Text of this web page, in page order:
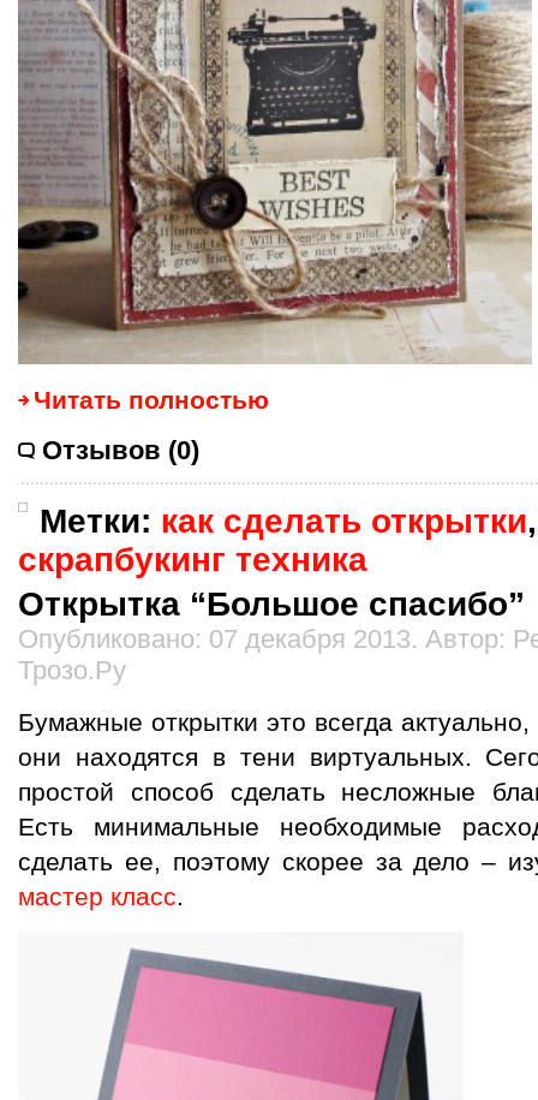
Читать полностью
Отзывов (0)
Метки: как сделать открытки
скрапбукинг техника
Открытка “Большое спасибо”
Опубликовано: 07 декабря 2013. Автор:
Трозо.Ру
Бумажные открытки это всегда
они находятся в тени виртуальных.
простой способ сделать несложные
Есть минимальные необходимые
сделать ее, поэтому скорее за дело –
мастер класс.